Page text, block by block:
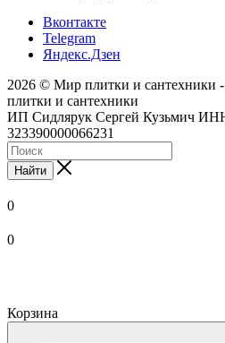
Вконтакте
Telegram
Яндекс.Дзен
2026 © Мир плитки и сантехники -
плитки и сантехники
ИП Сидлярук Сергей Кузьмич
323390000066231
Найти
0
0
Корзина